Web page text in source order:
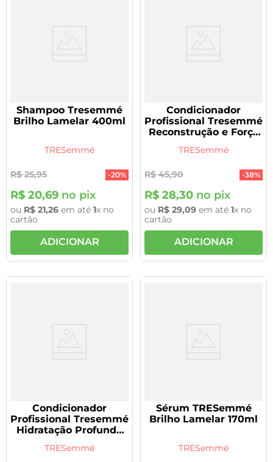
Shampoo Tresemmé
Brilho Lamelar 400ml
TRESemmé
R$ 25,95 -20%
R$ 20,69 no pix
ou R$ 21,26 em até 1x no
cartão
ADICIONAR
Condicionador
Profissional Tresemmé
Reconstrução e Força
TRESemmé
R$ 45,90 -38%
R$ 28,30 no pix
ou R$ 29,09 em até 1x no
cartão
ADICIONAR
Condicionador
Profissional Tresemmé
Hidratação Profunda
TRESemmé
Sérum TRESemmé
Brilho Lamelar 170ml
TRESemmé